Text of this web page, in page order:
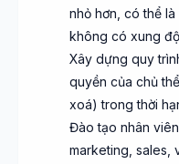
nhỏ hơn, có thể
không có xung
Xây dựng quy
quyền của chủ
xoá) trong thời
Đào tạo nhân
marketing, sales,